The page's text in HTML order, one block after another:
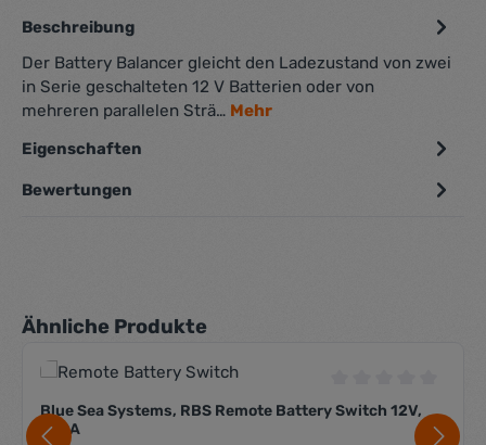
Beschreibung
Der Battery Balancer gleicht den Ladezustand von zwei
in Serie geschalteten 12 V Batterien oder von
mehreren parallelen Strä… Mehr
Eigenschaften
Bewertungen
Produktgalerie überspringen
Ähnliche Produkte
Durchschnittliche
Blue Sea Systems, RBS Remote Battery Switch 12V,
500A